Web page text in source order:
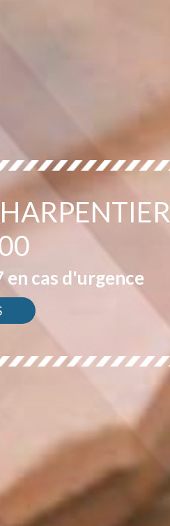
cas d'urgence